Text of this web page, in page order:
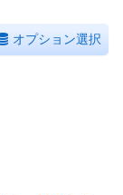
オプション選択